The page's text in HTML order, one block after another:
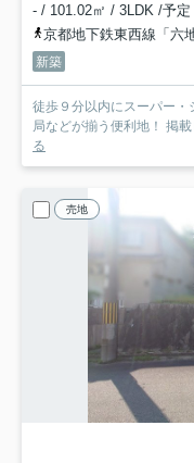
- / 101.02㎡ / 3LDK /予定
京都地下鉄東西線「六
新築
徒歩９分以内にスーパー
局などが揃う便利地！ 掲
る
売地